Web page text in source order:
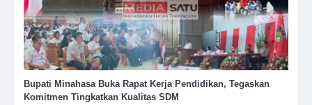
Bupati Minahasa Buka Rapat Kerja Pendidikan, Tegaskan
Komitmen Tingkatkan Kualitas SDM